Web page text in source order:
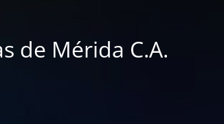
de Mérida C.A.